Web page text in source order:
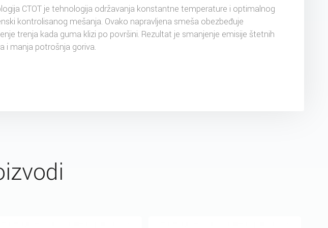
CTOT je tehnologija održavanja konstantne temperature i optimalnog
kontrolisanog mešanja. Ovako napravljena smeša obezbeđuje
trenja kada guma klizi po površini. Rezultat je smanjenje emisije štetnih
i manja potrošnja goriva.